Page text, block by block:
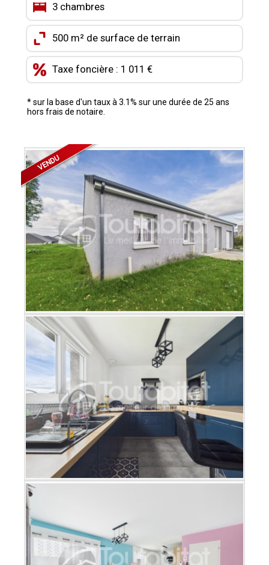
3 chambres
500 m² de surface de terrain
Taxe foncière : 1 011 €
* sur la base d'un taux à 3.1% sur une durée de 25 ans
hors frais de notaire.
VENDU